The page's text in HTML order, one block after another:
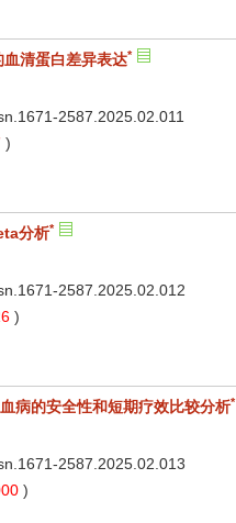
清蛋白差异表达*
2587.2025.02.011
)
分析*
2587.2025.02.012
)
病的安全性和短期疗效比较分析*
2587.2025.02.013
)